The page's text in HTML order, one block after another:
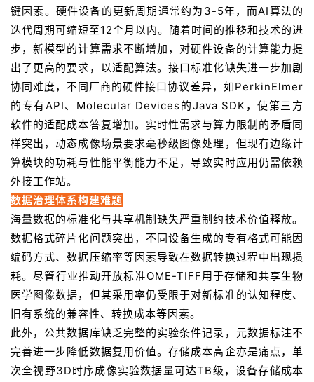
键因素。硬件设备的更新周期通常约为3-5年，而AI算法的
迭代周期可缩短至12个月以内。随着时间的推移和技术的进
步，新模型的计算需求不断增加，对硬件设备的计算能力提
出了更高的要求，以适配算法。接口标准化缺失进一步加剧
协同难度，不同厂商的硬件接口协议差异，如PerkinElmer
的专有API、Molecular Devices的Java SDK，使第三方
软件的适配成本答复增加。实时性需求与算力限制的矛盾同
样突出，动态成像场景要求毫秒级图像处理，但现有边缘计
算模块的功耗与性能平衡能力不足，导致实时应用仍需依赖
外接工作站。
数据治理体系构建难题
海量数据的标准化与共享机制缺失严重制约技术价值释放。
数据格式碎片化问题突出，不同设备生成的专有格式可能因
编码方式、数据压缩率等因素导致在数据转换过程中出现损
耗。尽管行业推动开放标准OME-TIFF用于存储和共享生物
医学图像数据，但其采用率仍受限于对新标准的认知程度、
旧有系统的兼容性、转换成本等因素。
此外，公共数据库缺乏完整的实验条件记录，元数据标注不
完善进一步降低数据复用价值。存储成本高企亦是痛点，单
次全视野3D时序成像实验数据量可达TB级，设备存储成本